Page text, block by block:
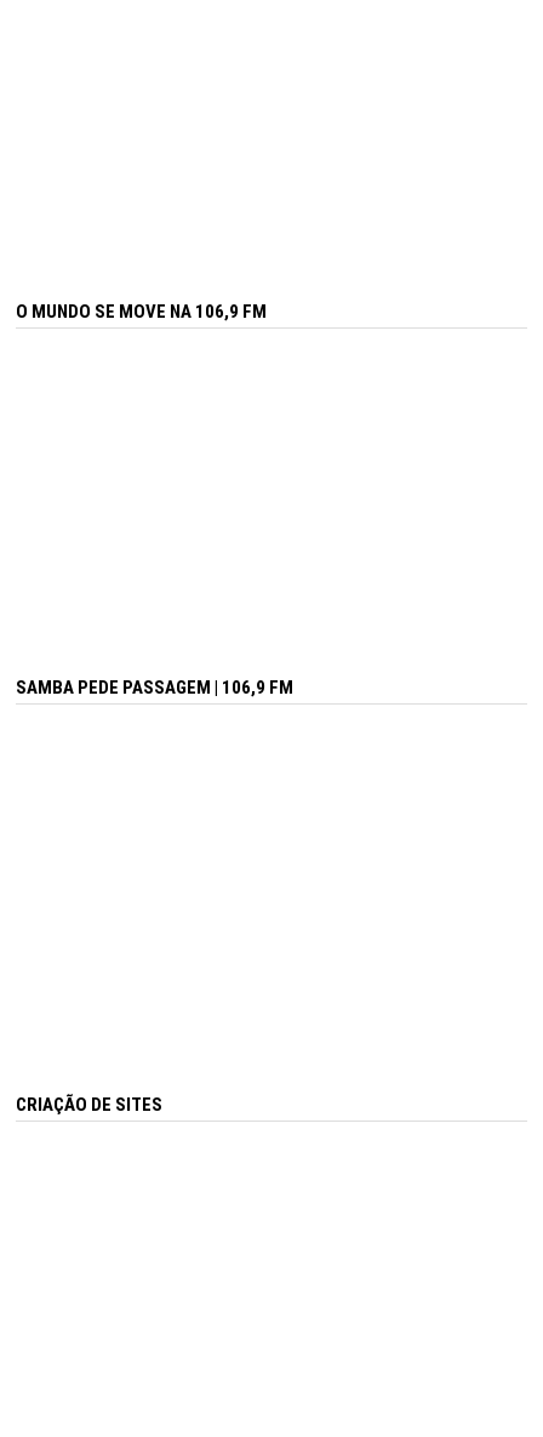
O MUNDO SE MOVE NA 106,9 FM
SAMBA PEDE PASSAGEM | 106,9 FM
CRIAÇÃO DE SITES